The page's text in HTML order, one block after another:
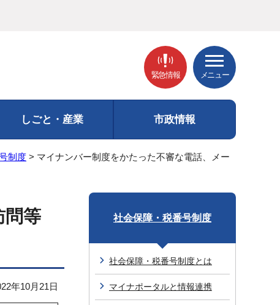
緊急情報 メニュー
しごと・産業 市政情報
制度 > マイナンバー制度をかたった不審な電話、メー
問等
年10月21日
社会保障・税番号制度
社会保障・税番号制度とは
マイナポータルと情報連携